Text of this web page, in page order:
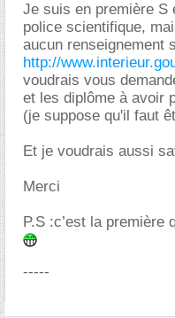
Je suis en première S
police scientifique,
aucun renseignement
http://
voudrais vous
et les diplôme à avoir
(je suppose qu'il faut
Et je voudrais aussi
Merci
P.S :c’est la première
-----